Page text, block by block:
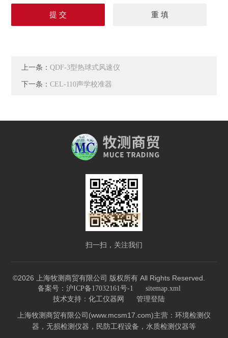
上一条：QDF-3型热球式风速仪
下一条：CEL-110声学校准器
扫一扫，关注我们
©2026 上海牧测商贸有限公司 版权所有 All Rights Reserved.
备案号：沪ICP备17032161号-1 sitemap.xml
技术支持： 化工仪器网 管理登陆
上海牧测商贸有限公司(www.mcsm17.com)主营：环境检测仪
器，无损检测仪器，民防工程设备，水质检测仪器等